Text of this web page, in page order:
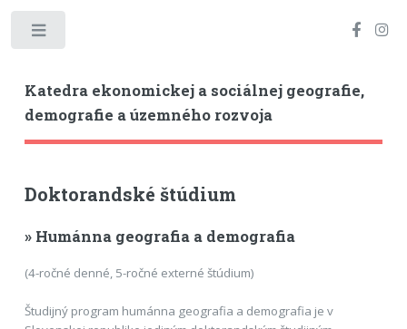
Katedra ekonomickej a sociálnej geografie,
demografie a územného rozvoja
Doktorandské štúdium
» Humánna geografia a demografia
(4-ročné denné, 5-ročné externé štúdium)
Študijný program humánna geografia a demografia je v